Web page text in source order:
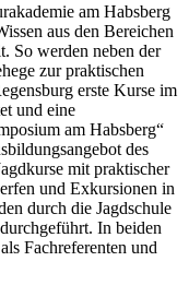
am Habsberg
aus den Bereichen
So werden neben der
zur praktischen
erste Kurse im
und eine
am Habsberg“
des
mit praktischer
und Exkursionen in
durch die Jagdschule
In beiden
Fachreferenten und